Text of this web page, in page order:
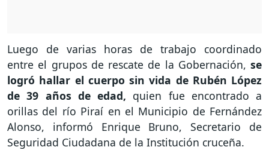
Luego de varias horas de trabajo coordinado
entre el grupos de rescate de la Gobernación, se
logró hallar el cuerpo sin vida de Rubén López
de 39 años de edad, quien fue encontrado a
orillas del río Piraí en el Municipio de Fernández
Alonso, informó Enrique Bruno, Secretario de
Seguridad Ciudadana de la Institución cruceña.